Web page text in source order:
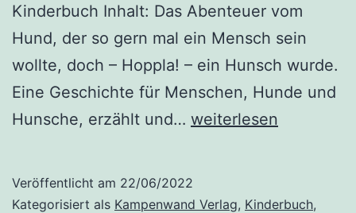
Kinderbuch Inhalt: Das Abenteuer vom
Hund, der so gern mal ein Mensch sein
wollte, doch – Hoppla! – ein Hunsch wurde.
Eine Geschichte für Menschen, Hunde und
Hunsche, erzählt und… „Der
Chris
weiterlesen
Veröffentlicht am 22/06/2022
Kategorisiert als Kampenwand Verlag, Kinderbuch,